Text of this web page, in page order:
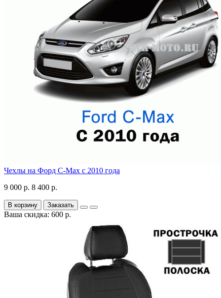
Чехлы на Форд C-Max с 2010 года
9 000 р. 8 400 р.
В корзину Заказать
Ваша скидка: 600 р.